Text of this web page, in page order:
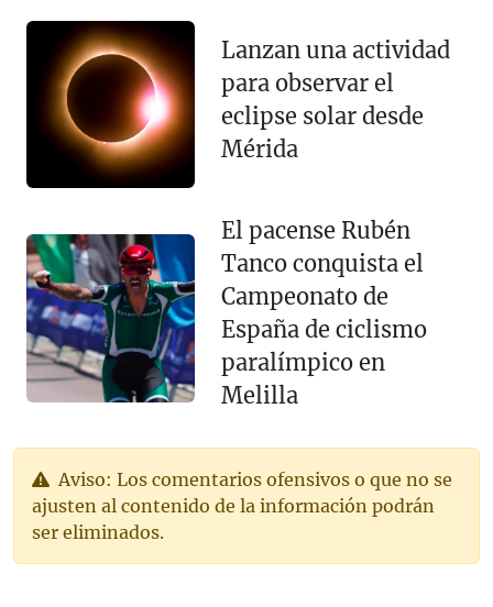
Lanzan una actividad
para observar el
eclipse solar desde
Mérida
El pacense Rubén
Tanco conquista el
Campeonato de
España de ciclismo
paralímpico en
Melilla
Aviso: Los comentarios ofensivos o que no se
ajusten al contenido de la información podrán
ser eliminados.